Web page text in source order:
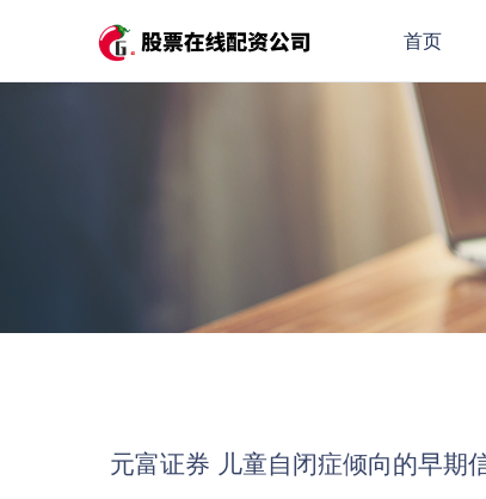
首页
元富证券 儿童自闭症倾向的早期